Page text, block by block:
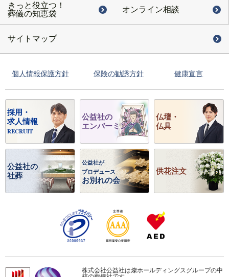
きっと役立つ！
葬儀の知恵袋
オンライン相談
サイトマップ
個人情報保護方針 保険の勧誘方針 健康宣言
採用・
求人情報
RECRUIT
公益社の
エンバーミング
仏壇・
仏具
公益社の
社葬
公益社が
プロデュース
お別れの会
供花注文
株式会社公益社は燦ホールディングスグループの中